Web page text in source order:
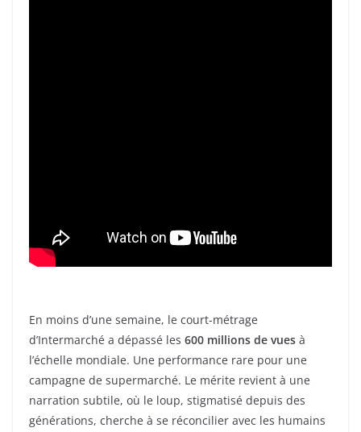
En moins d’une semaine, le court-métrage
d’Intermarché a dépassé les 600 millions de vues à
l’échelle mondiale. Une performance rare pour une
campagne de supermarché. Le mérite revient à une
narration subtile, où le loup, stigmatisé depuis des
générations, cherche à se réconcilier avec les humains